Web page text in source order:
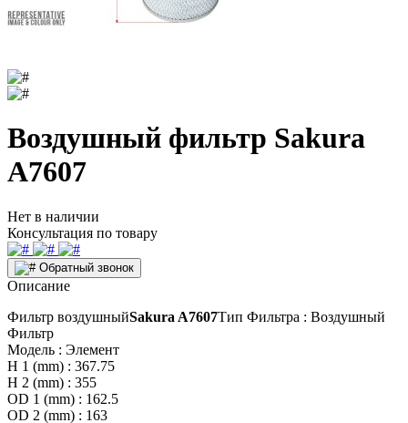
Воздушный фильтр Sakura
A7607
Нет в наличии
Консультация по товару
Обратный звонок
Описание
Фильтр воздушныйSakura A7607Тип Фильтра : Воздушный
Фильтр
Модель : Элемент
H 1 (mm) : 367.75
H 2 (mm) : 355
OD 1 (mm) : 162.5
OD 2 (mm) : 163